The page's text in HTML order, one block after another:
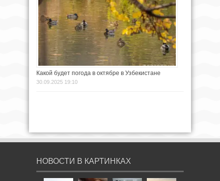
Какой будет погода в октябре в Узбекистане
30.09.2025 19:10
НОВОСТИ В КАРТИНКАХ